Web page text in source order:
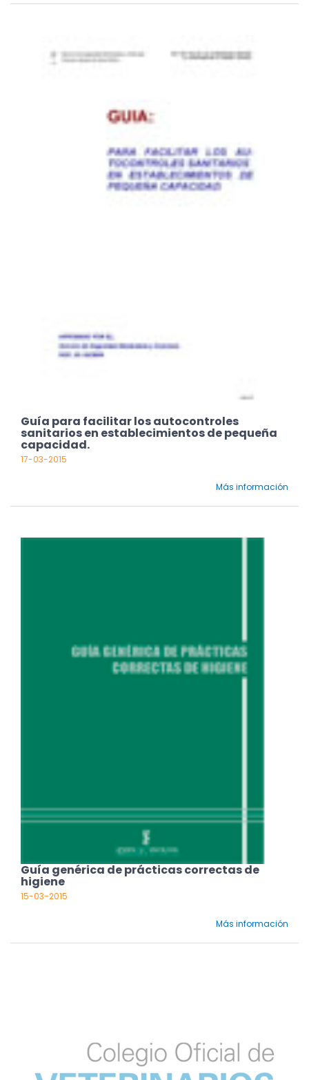
Guía para facilitar los autocontroles
sanitarios en establecimientos de pequeña
capacidad.
17-03-2015
Más información
Guía genérica de prácticas correctas de
higiene
15-03-2015
Más información